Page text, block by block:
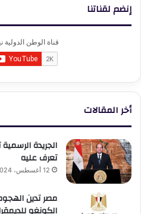
إنضم لقناتنا
أخر المقالات
الجريدة
تعرف عليه
12 أغسطس، 2024
مصر تدين
الكونغو